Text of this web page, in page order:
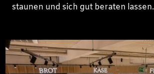
staunen und sich gut beraten lassen.